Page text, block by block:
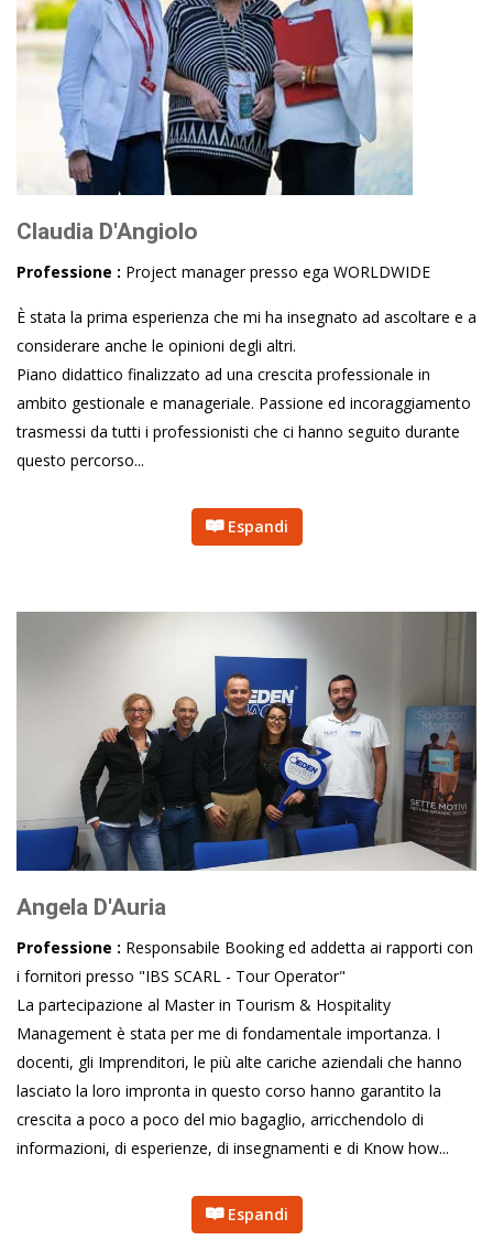
Claudia D'Angiolo
Professione : Project manager presso ega WORLDWIDE
È stata la prima esperienza che mi ha insegnato ad ascoltare e a
considerare anche le opinioni degli altri.
Piano didattico finalizzato ad una crescita professionale in
ambito gestionale e manageriale. Passione ed incoraggiamento
trasmessi da tutti i professionisti che ci hanno seguito durante
questo percorso...
Espandi
Angela D'Auria
Professione : Responsabile Booking ed addetta ai rapporti con
i fornitori presso "IBS SCARL - Tour Operator"
La partecipazione al Master in Tourism & Hospitality
Management è stata per me di fondamentale importanza. I
docenti, gli Imprenditori, le più alte cariche aziendali che hanno
lasciato la loro impronta in questo corso hanno garantito la
crescita a poco a poco del mio bagaglio, arricchendolo di
informazioni, di esperienze, di insegnamenti e di Know how...
Espandi